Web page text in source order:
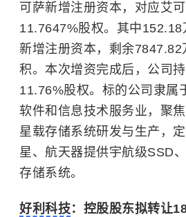
可萨新增注册资本，对应艾
11.7647%股权。其中152.18
新增注册资本，剩余7847.82
积。本次增资完成后，公司
11.76%股权。标的公司隶属
软件和信息技术服务业，聚焦
星载存储系统研发与生产，
星、航天器提供宇航级SSD
存储系统。
好利科技：控股股东拟转让